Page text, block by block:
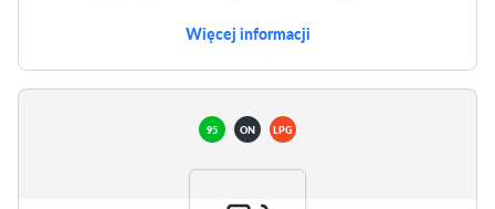
Więcej informacji
95 ON LPG